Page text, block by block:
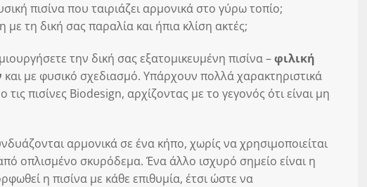
πισίνα που ταιριάζει αρμονικά στο γύρω τοπίο;
με τη δική σας παραλία και ήπια κλίση ακτές;
την δική σας εξατομικευμένη πισίνα –φιλική
και με φυσικό σχεδιασμό. Υπάρχουν πολλά χαρακτηριστικά
πισίνες Biodesign, αρχίζοντας με το γεγονός ότι είναι μη
αρμονικά σε ένα κήπο, χωρίς να χρησιμοποιείται
οπλισμένο σκυρόδεμα. Ένα άλλο ισχυρό σημείο είναι η
η πισίνα με κάθε επιθυμία, έτσι ώστε να